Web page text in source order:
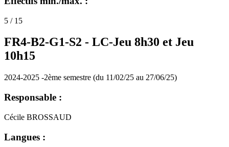
5 / 15
FR4-B2-G1-S2 - LC-Jeu 8h30 et Jeu
10h15
2024-2025 -2ème semestre (du 11/02/25 au 27/06/25)
Responsable :
Cécile BROSSAUD
Langues :